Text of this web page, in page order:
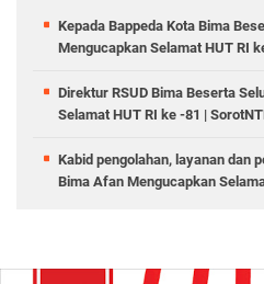
Kepada Bappeda Kota Bima
Mengucapkan Selamat HUT RI
Direktur RSUD Bima Beserta
Selamat HUT RI ke -81 |
Kabid pengolahan, layanan dan
Bima Afan Mengucapkan